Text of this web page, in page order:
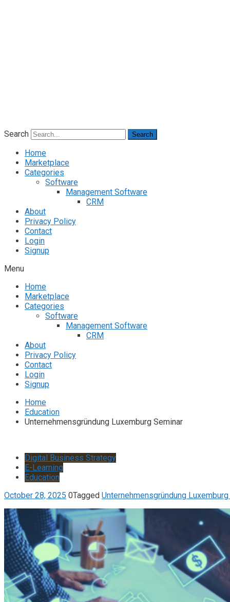
Search Search
Home
Marketplace
Categories
Software
Management Software
CRM
About
Privacy Policy
Contact
Login
Signup
Menu
Home
Marketplace
Categories
Software
Management Software
CRM
About
Privacy Policy
Contact
Login
Signup
Home
Education
Unternehmensgründung Luxemburg Seminar
Digital Business Strategy
E-Learning
Education
October 28, 2025 0Tagged Unternehmensgründung